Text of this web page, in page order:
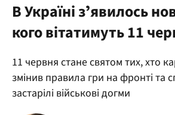
Стоп Політичній Корупції
В Україні зʼявилось
кого вітатимуть 11
11 червня стане святом тих, хто
змінив правила гри на фронті та
застарілі військові догми